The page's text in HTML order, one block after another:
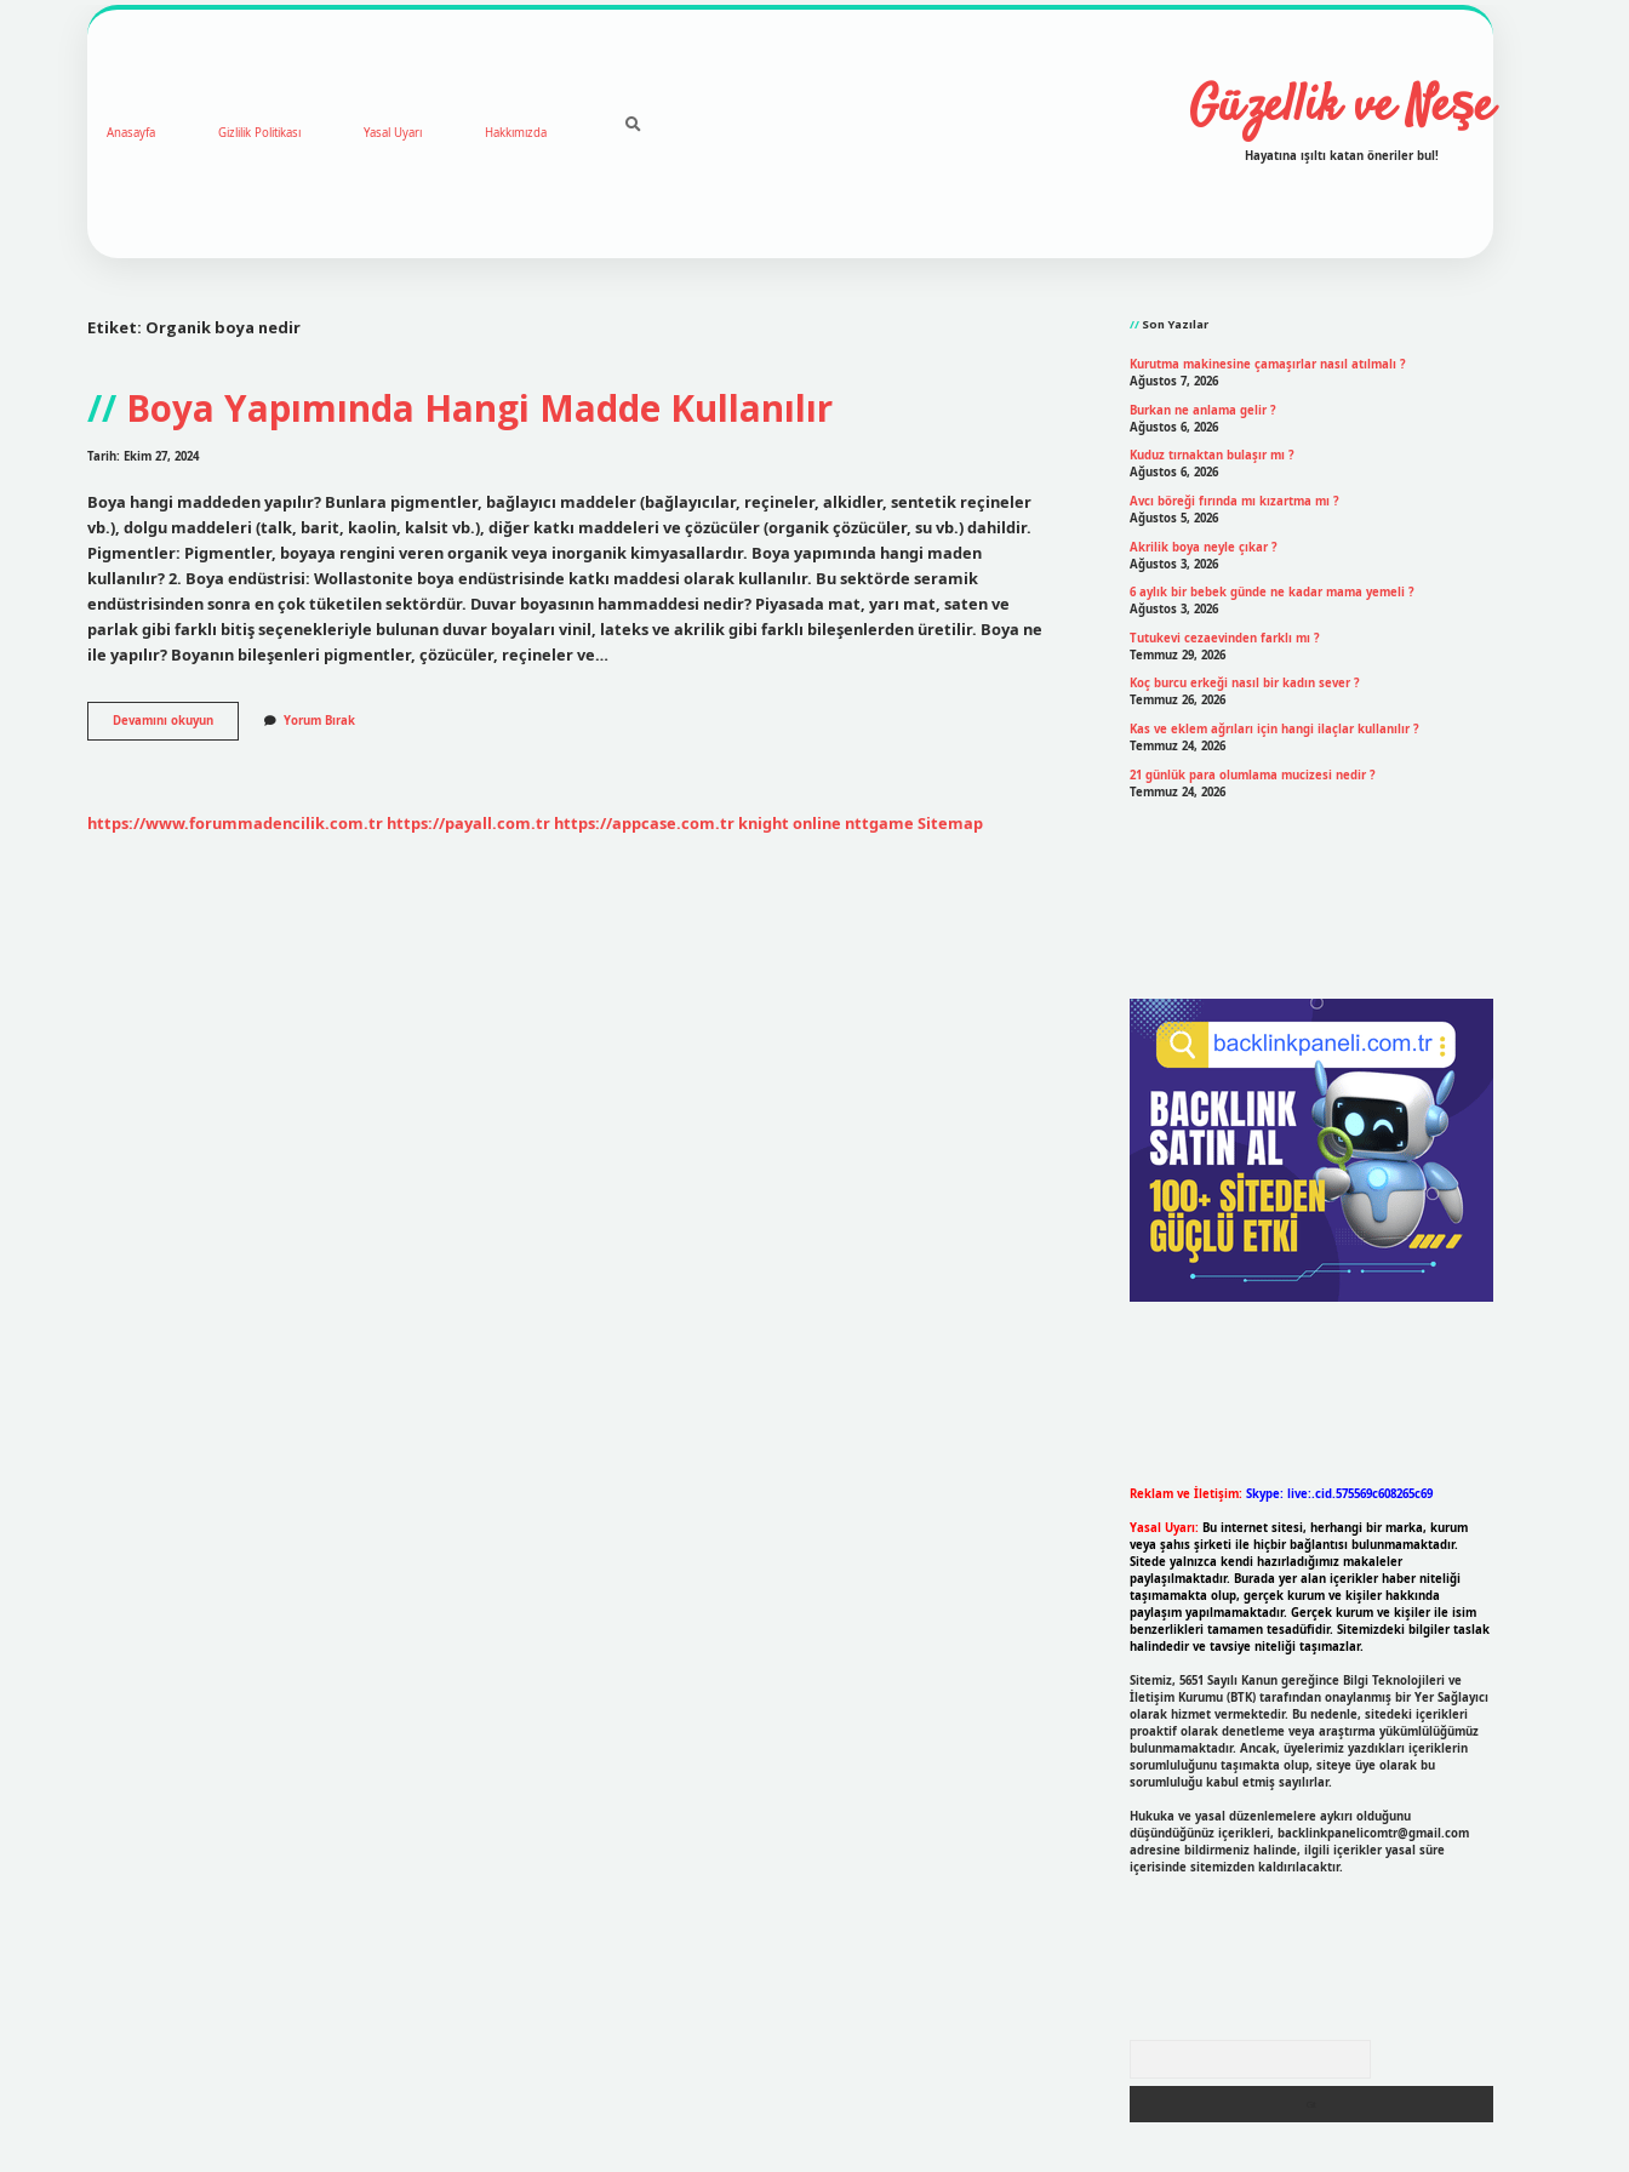
Anasayfa Gizlilik Politikası Yasal Uyarı Hakkımızda Güzellik ve Neşe
Hayatına ışıltı katan öneriler bul!
Etiket: Organik boya nedir
Boya Yapımında Hangi Madde Kullanılır
Tarih: Ekim 27, 2024
Boya hangi maddeden yapılır? Bunlara pigmentler, bağlayıcı maddeler (bağlayıcılar, reçineler, alkidler, sentetik reçineler
vb.), dolgu maddeleri (talk, barit, kaolin, kalsit vb.), diğer katkı maddeleri ve çözücüler (organik çözücüler, su vb.) dahildir.
Pigmentler: Pigmentler, boyaya rengini veren organik veya inorganik kimyasallardır. Boya yapımında hangi maden
kullanılır? 2. Boya endüstrisi: Wollastonite boya endüstrisinde katkı maddesi olarak kullanılır. Bu sektörde seramik
endüstrisinden sonra en çok tüketilen sektördür. Duvar boyasının hammaddesi nedir? Piyasada mat, yarı mat, saten ve
parlak gibi farklı bitiş seçenekleriyle bulunan duvar boyaları vinil, lateks ve akrilik gibi farklı bileşenlerden üretilir. Boya ne
ile yapılır? Boyanın bileşenleri pigmentler, çözücüler, reçineler ve…
Devamını okuyunBoya
Yapımında
Yorum Bırak
https://www.forummadencilik.com.tr https://payall.com.tr https://appcase.com.tr knight online nttgame Sitemap
Son Yazılar
Kurutma makinesine çamaşırlar nasıl atılmalı ?
Ağustos 7, 2026
Burkan ne anlama gelir ?
Ağustos 6, 2026
Kuduz tırnaktan bulaşır mı ?
Ağustos 6, 2026
Avcı böreği fırında mı kızartma mı ?
Ağustos 5, 2026
Akrilik boya neyle çıkar ?
Ağustos 3, 2026
6 aylık bir bebek günde ne kadar mama yemeli ?
Ağustos 3, 2026
Tutukevi cezaevinden farklı mı ?
Temmuz 29, 2026
Koç burcu erkeği nasıl bir kadın sever ?
Temmuz 26, 2026
Kas ve eklem ağrıları için hangi ilaçlar kullanılır ?
Temmuz 24, 2026
21 günlük para olumlama mucizesi nedir ?
Temmuz 24, 2026
Reklam ve İletişim: Skype: live:.cid.575569c608265c69
Yasal Uyarı: Bu internet sitesi, herhangi bir marka, kurum
veya şahıs şirketi ile hiçbir bağlantısı bulunmamaktadır.
Sitede yalnızca kendi hazırladığımız makaleler
paylaşılmaktadır. Burada yer alan içerikler haber niteliği
taşımamakta olup, gerçek kurum ve kişiler hakkında
paylaşım yapılmamaktadır. Gerçek kurum ve kişiler ile isim
benzerlikleri tamamen tesadüfidir. Sitemizdeki bilgiler taslak
halindedir ve tavsiye niteliği taşımazlar.
Sitemiz, 5651 Sayılı Kanun gereğince Bilgi Teknolojileri ve
İletişim Kurumu (BTK) tarafından onaylanmış bir Yer Sağlayıcı
olarak hizmet vermektedir. Bu nedenle, sitedeki içerikleri
proaktif olarak denetleme veya araştırma yükümlülüğümüz
bulunmamaktadır. Ancak, üyelerimiz yazdıkları içeriklerin
sorumluluğunu taşımakta olup, siteye üye olarak bu
sorumluluğu kabul etmiş sayılırlar.
Hukuka ve yasal düzenlemelere aykırı olduğunu
düşündüğünüz içerikleri, backlinkpanelicomtr@gmail.com
adresine bildirmeniz halinde, ilgili içerikler yasal süre
içerisinde sitemizden kaldırılacaktır.